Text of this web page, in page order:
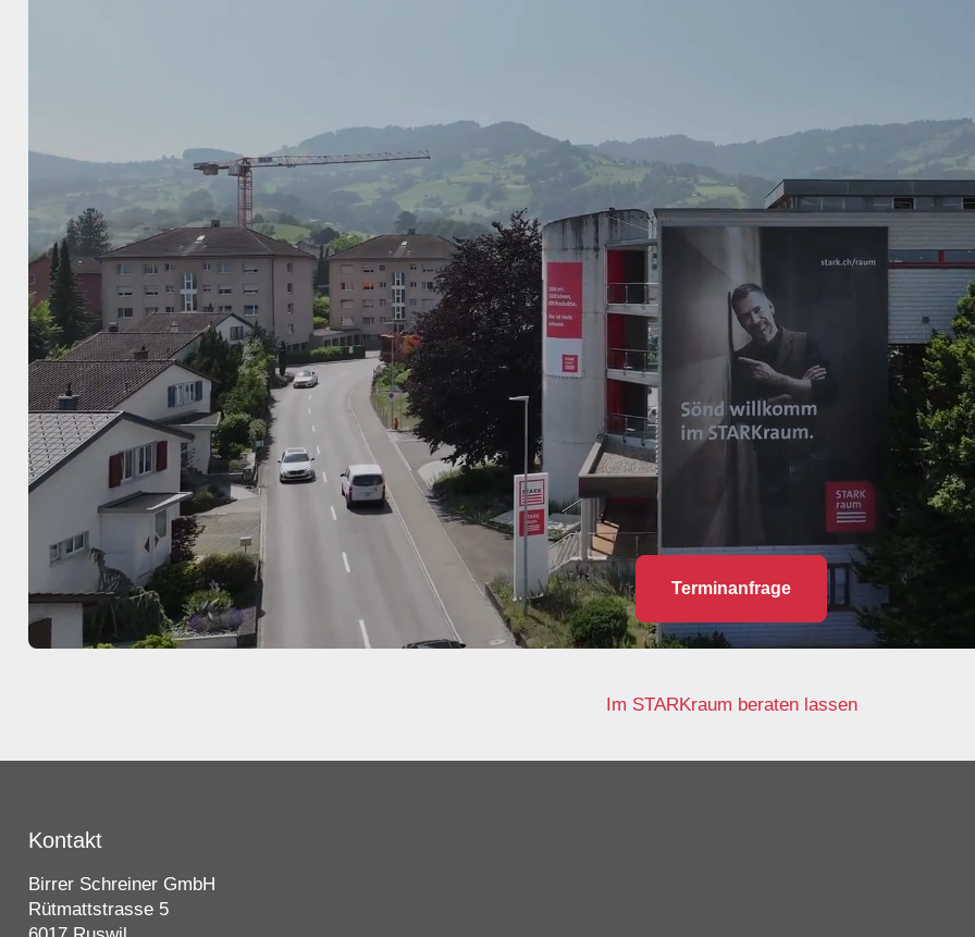
Terminanfrage
Im STARKraum beraten lassen
Kontakt
Birrer Schreiner GmbH
Rütmattstrasse 5